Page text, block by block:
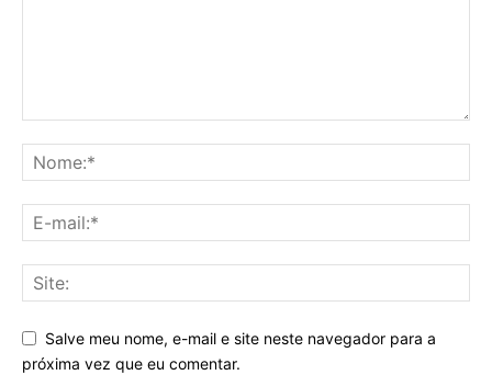
Salve meu nome, e-mail e site neste navegador para a
próxima vez que eu comentar.